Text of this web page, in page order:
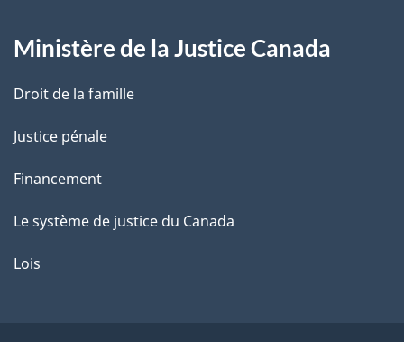
e
Ministère de la Justice Canada
Droit de la famille
Justice pénale
Financement
Le système de justice du Canada
Lois